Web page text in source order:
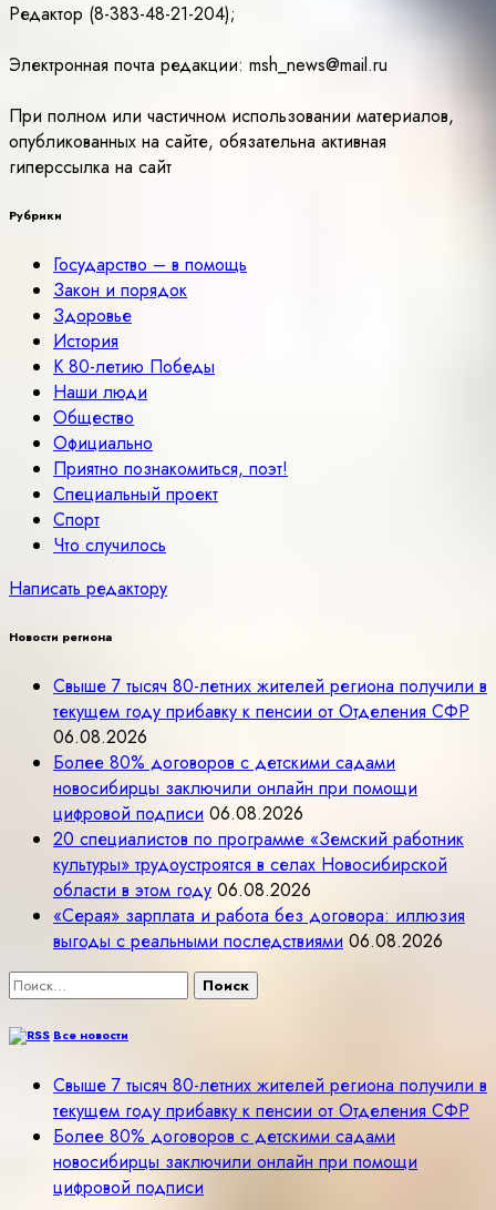
Редактор (8-383-48-21-204);
Электронная почта редакции: msh_news@mail.ru
При полном или частичном использовании материалов,
опубликованных на сайте, обязательна активная
гиперссылка на сайт
Рубрики
Государство – в помощь
Закон и порядок
Здоровье
История
К 80-летию Победы
Наши люди
Общество
Официально
Приятно познакомиться, поэт!
Специальный проект
Спорт
Что случилось
Написать редактору
Новости региона
Свыше 7 тысяч 80-летних жителей региона получили в
текущем году прибавку к пенсии от Отделения СФР
06.08.2026
Более 80% договоров с детскими садами
новосибирцы заключили онлайн при помощи
цифровой подписи 06.08.2026
20 специалистов по программе «Земский работник
культуры» трудоустроятся в селах Новосибирской
области в этом году 06.08.2026
«Серая» зарплата и работа без договора: иллюзия
выгоды с реальными последствиями 06.08.2026
Найти:
Все новости
Свыше 7 тысяч 80-летних жителей региона получили в
текущем году прибавку к пенсии от Отделения СФР
Более 80% договоров с детскими садами
новосибирцы заключили онлайн при помощи
цифровой подписи